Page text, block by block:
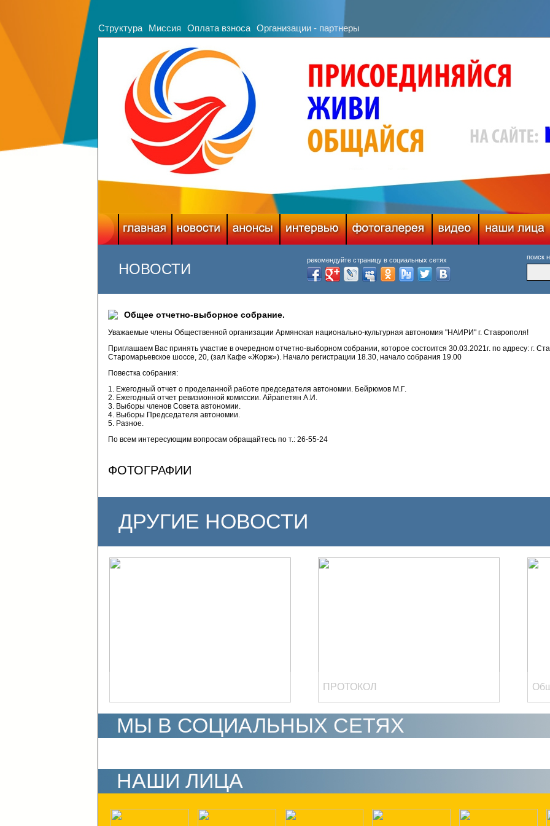
Структура Миссия Оплата взноса Организации - партнеры
НОВОСТИ
рекомендуйте страницу в социальных сетях поиск
Общее отчетно-выборное собрание.
Уважаемые члены Общественной организации Армянская национально-культурная автономия "НАИРИ" г. Ставрополя!
Приглашаем Вас принять участие в очередном отчетно-выборном собрании, которое состоится 30.03.2021г. по адресу: г.
Старомарьевское шоссе, 20, (зал Кафе «Жорж»). Начало регистрации 18.30, начало собрания 19.00
Повестка собрания:
1. Ежегодный отчет о проделанной работе председателя автономии. Бейрюмов М.Г.
2. Ежегодный отчет ревизионной комиссии. Айрапетян А.И.
3. Выборы членов Совета автономии.
4. Выборы Председателя автономии.
5. Разное.
По всем интересующим вопросам обращайтесь по т.: 26-55-24
ФОТОГРАФИИ
ДРУГИЕ НОВОСТИ
ПРОТОКОЛ
МЫ В СОЦИАЛЬНЫХ СЕТЯХ
НАШИ ЛИЦА